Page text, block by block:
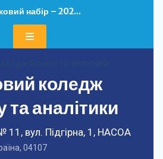
набір – 202...
НАСОА
коледж
та аналітики
11, вул. Підгірна, 1, НАСОА
04107